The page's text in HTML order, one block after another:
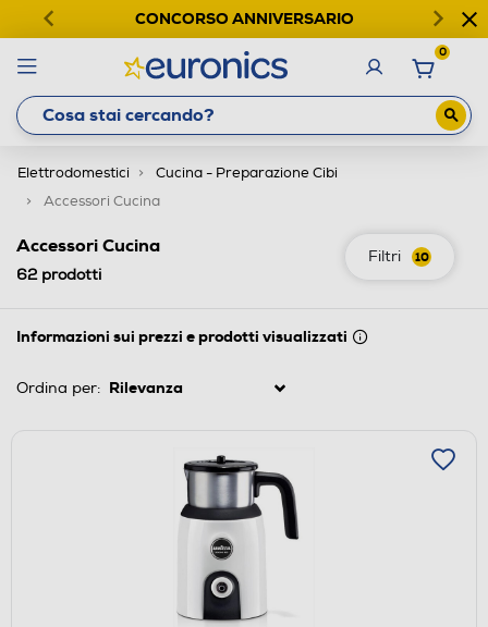
CONCORSO ANNIVERSARIO
0
Elettrodomestici
Cucina - Preparazione Cibi
Accessori Cucina
Filtri 10
Accessori Cucina
62prodotti
Informazioni sui prezzi e prodotti visualizzati
Ordina per: